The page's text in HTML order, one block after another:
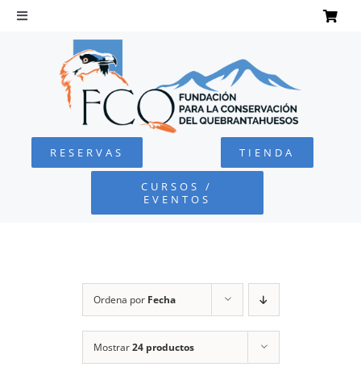
Saltar
Toggle
Navigation
QUEBRANTAHUESOS
FUNDACIÓN
RESERVAS TIENDA
CURSOS /
EVENTOS
Ordena por Fecha
Mostrar24 productos